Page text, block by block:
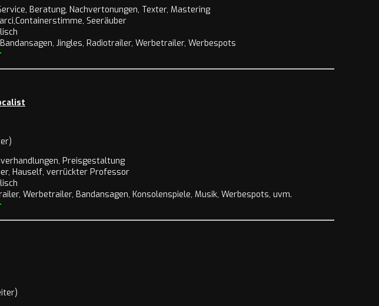
Beratung, Nachvertonungen, Texter, Mastering
Seeräuber
Jingles, Radiotrailer, Werbetrailer, Werbespots
Preisgestaltung
Hauself, verrückter Professor
Werbetrailer, Bandansagen, Konsolenspiele, Musik, Werbespots, uvm.